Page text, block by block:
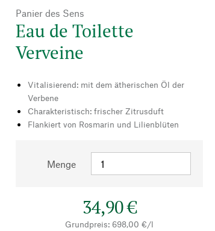
Panier des Sens
Eau de Toilette
Verveine
Vitalisierend: mit dem ätherischen Öl der
Verbene
Charakteristisch: frischer Zitrusduft
Flankiert von Rosmarin und Lilienblüten
Menge
34,90 €
Grundpreis: 698,00 €/l